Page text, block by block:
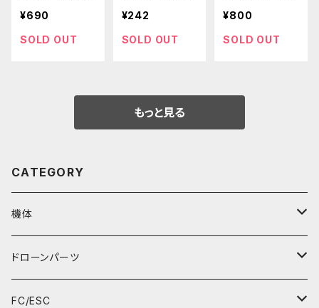
S)
¥690
SOLD OUT
pacer M2x10m
¥242
SOLD OUT
5 (Light Blue /
¥800
SOLD OUT
もっと見る
CATEGORY
機体
RTFセット
マイクロドローンU99
ドローンパーツ
フレーム
FC/ESC